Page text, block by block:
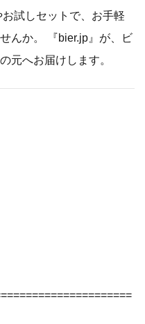
試しセットで、お手軽
んか。 『bier.jp』が、ビ
元へお届けします。